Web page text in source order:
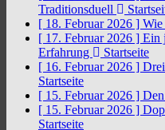
Traditionsduell
[ 18. Februar 2026 ]
[ 17. Februar 2026 ] Ein
Erfahrung
Startseite
[ 16. Februar 2026 ]
Startseite
[ 15. Februar 2026 ]
[ 15. Februar 2026 ]
Startseite